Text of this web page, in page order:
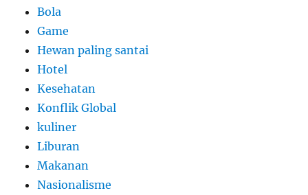
Bola
Game
Hewan paling santai
Hotel
Kesehatan
Konflik Global
kuliner
Liburan
Makanan
Nasionalisme